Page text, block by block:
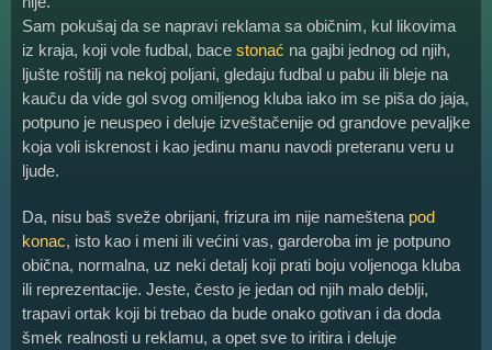
Sam pokušaj da se napravi reklama sa običnim, kul likovima
iz kraja, koji vole fudbal, bace stonać na gajbi jednog od njih,
ljušte roštilj na nekoj poljani, gledaju fudbal u pabu ili bleje na
kauču da vide gol svog omiljenog kluba iako im se piša do jaja,
potpuno je neuspeo i deluje izveštačenije od grandove pevaljke
koja voli iskrenost i kao jedinu manu navodi preteranu veru u
ljude.
Da, nisu baš sveže obrijani, frizura im nije nameštena pod
konac, isto kao i meni ili većini vas, garderoba im je potpuno
obična, normalna, uz neki detalj koji prati boju voljenoga kluba
ili reprezentacije. Jeste, često je jedan od njih malo deblji,
trapavi ortak koji bi trebao da bude onako gotivan i da doda
šmek realnosti u reklamu, a opet sve to iritira i deluje